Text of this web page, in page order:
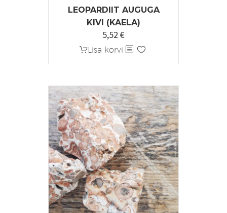
LEOPARDIIT AUGUGA
KIVI (KAELA)
Algne
hind
5,52 €
hind
Lisa korvi